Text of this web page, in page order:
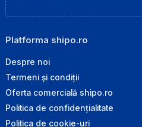
Platforma shipo.ro
Despre noi
Termeni și condiții
Oferta comercială shipo.ro
Politica de confidențialitate
Politica de cookie-uri